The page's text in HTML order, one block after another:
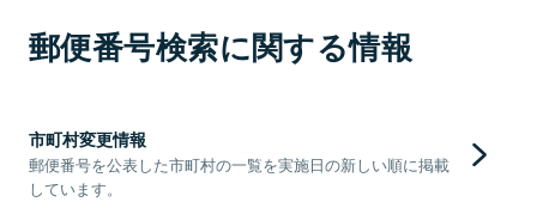
郵便番号検索に関する情報
市町村変更情報
郵便番号を公表した市町村の一覧を実施日の新しい順に掲載
しています。